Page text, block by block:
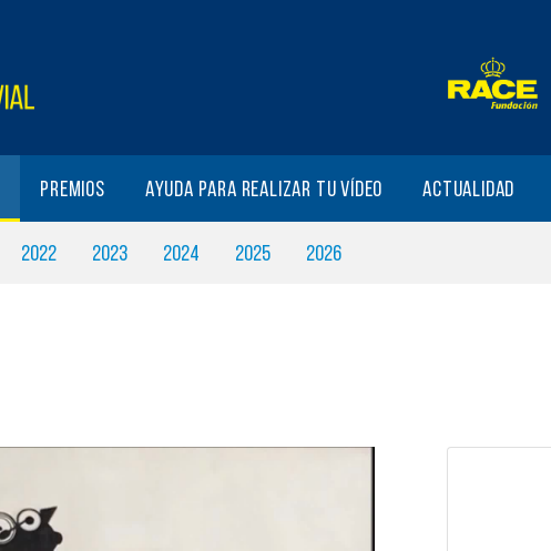
Premios Ayuda para realizar tu vídeo Actualidad
2022 2023 2024 2025 2026